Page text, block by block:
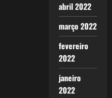
abril 2022
março 2022
fevereiro
2022
janeiro
2022